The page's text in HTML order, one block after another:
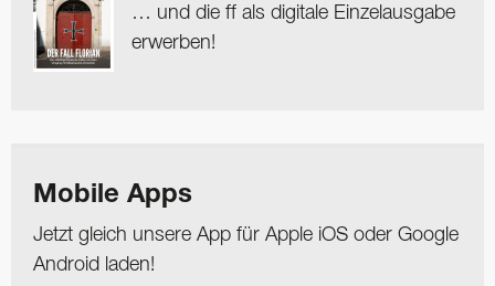
… und die ff als digitale Einzelausgabe
erwerben!
Mobile Apps
Jetzt gleich unsere App für Apple iOS oder Google
Android laden!